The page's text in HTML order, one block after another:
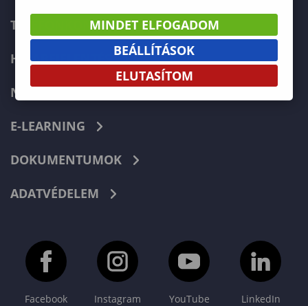
TELEFONKÖNYV
HIBABEJELENTÉS
NEPTUN
E-LEARNING
DOKUMENTUMOK
ADATVÉDELEM
Facebook Instagram YouTube LinkedIn
MINDET ELFOGADOM
BEÁLLÍTÁSOK
ELUTASÍTOM